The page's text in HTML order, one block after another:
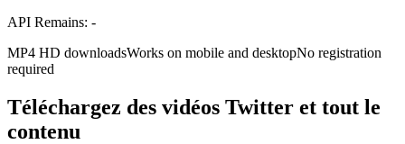
API Remains: -
MP4 HD downloadsWorks on mobile and desktopNo registration
required
Téléchargez des vidéos Twitter et tout le
contenu